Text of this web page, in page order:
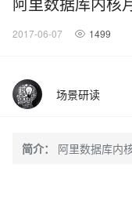
2017-06-07 1499
场景研读
简介： 阿里数据库内